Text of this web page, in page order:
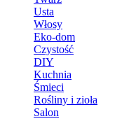
Usta
Włosy
Eko-dom
Czystość
DIY
Kuchnia
Śmieci
Rośliny i zioła
Salon